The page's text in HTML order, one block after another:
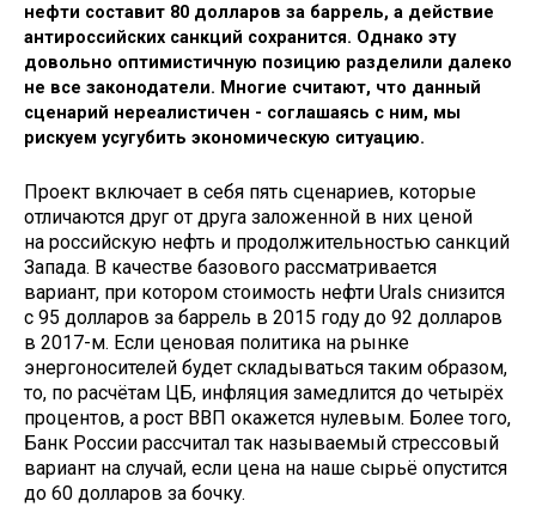
нефти составит 80 долларов за баррель, а действие
антироссийских санкций сохранится. Однако эту
довольно оптимистичную позицию разделили далеко
не все законодатели. Многие считают, что данный
сценарий нереалистичен - соглашаясь с ним, мы
рискуем усугубить экономическую ситуацию.
Проект включает в себя пять сценариев, которые
отличаются друг от друга заложенной в них ценой
на российскую нефть и продолжительностью санкций
Запада. В качестве базового рассматривается
вариант, при котором стоимость нефти Urals снизится
с 95 долларов за баррель в 2015 году до 92 долларов
в 2017-м. Если ценовая политика на рынке
энергоносителей будет складываться таким образом,
то, по расчётам ЦБ, инфляция замедлится до четырёх
процентов, а рост ВВП окажется нулевым. Более того,
Банк России рассчитал так называемый стрессовый
вариант на случай, если цена на наше сырьё опустится
до 60 долларов за бочку.